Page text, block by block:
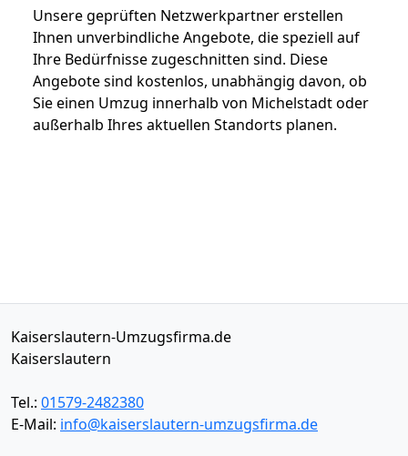
Unsere geprüften Netzwerkpartner erstellen
Ihnen unverbindliche Angebote, die speziell auf
Ihre Bedürfnisse zugeschnitten sind. Diese
Angebote sind kostenlos, unabhängig davon, ob
Sie einen Umzug innerhalb von Michelstadt oder
außerhalb Ihres aktuellen Standorts planen.
Kaiserslautern-Umzugsfirma.de
Kaiserslautern
Tel.: 01579-2482380
E-Mail: info@kaiserslautern-umzugsfirma.de